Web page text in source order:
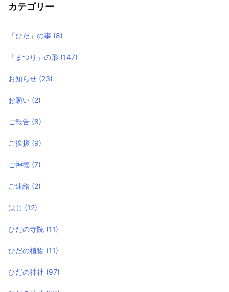
カテゴリー
「ひだ」の事 (8)
「まつり」の形 (147)
お知らせ (23)
お願い (2)
ご報告 (8)
ご挨拶 (9)
ご神徳 (7)
ご連絡 (2)
はじ (12)
ひだの寺院 (11)
ひだの植物 (11)
ひだの神社 (97)